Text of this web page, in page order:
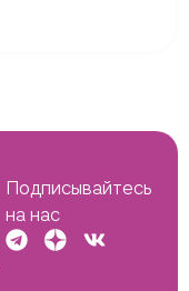
Подписывайтесь
на нас